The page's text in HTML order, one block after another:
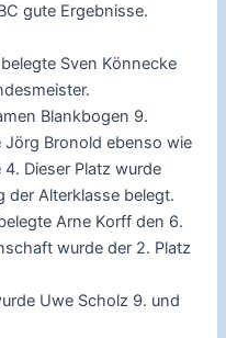
gute Ergebnisse.
Sven Könnecke
Blankbogen 9.
Jörg Bronold ebenso wie
Dieser Platz wurde
Alterklasse belegt.
Arne Korff den 6.
wurde der 2. Platz
Uwe Scholz 9. und